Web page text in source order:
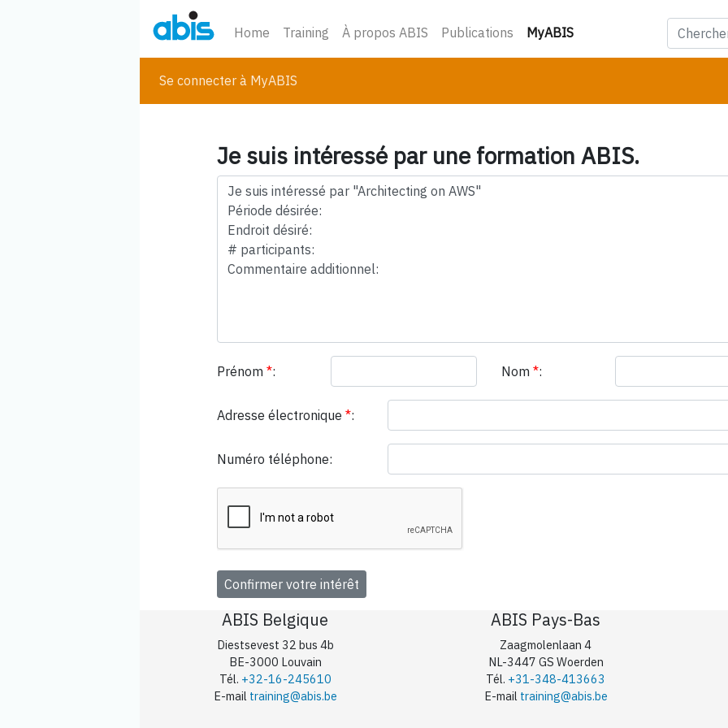
Home Training À propos ABIS Publications MyABIS(courant)
Se connecter à MyABIS
Je suis intéressé par une formation ABIS.
Prénom *: Nom *:
Adresse électronique *:
Numéro téléphone:
ABIS Belgique
Diestsevest 32 bus 4b
BE-3000 Louvain
Tél. +32-16-245610
E-mail training@abis.be
ABIS Pays-Bas
Zaagmolenlaan 4
NL-3447 GS Woerden
Tél. +31-348-413663
E-mail training@abis.be